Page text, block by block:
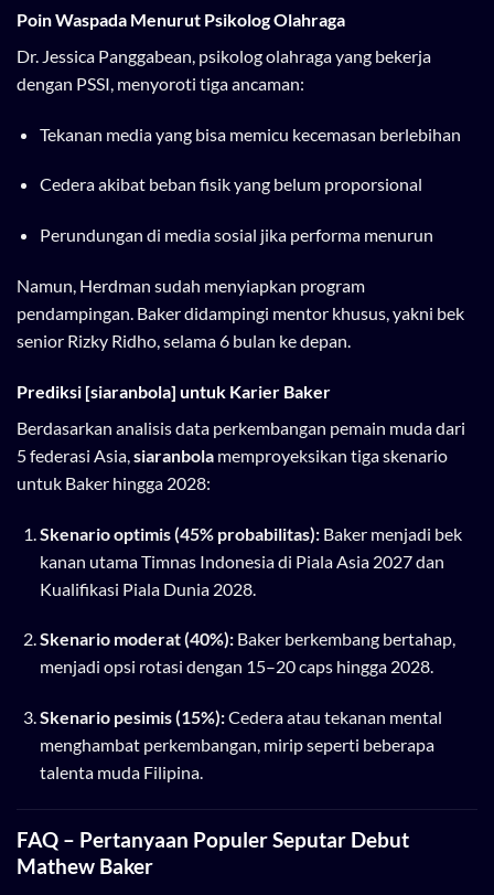
Poin Waspada Menurut Psikolog Olahraga
Dr. Jessica Panggabean, psikolog olahraga yang bekerja
dengan PSSI, menyoroti tiga ancaman:
Tekanan media yang bisa memicu kecemasan berlebihan
Cedera akibat beban fisik yang belum proporsional
Perundungan di media sosial jika performa menurun
Namun, Herdman sudah menyiapkan program
pendampingan. Baker didampingi mentor khusus, yakni bek
senior Rizky Ridho, selama 6 bulan ke depan.
Prediksi [siaranbola] untuk Karier Baker
Berdasarkan analisis data perkembangan pemain muda dari
5 federasi Asia, siaranbola memproyeksikan tiga skenario
untuk Baker hingga 2028:
Skenario optimis (45% probabilitas):Baker menjadi bek
kanan utama Timnas Indonesia di Piala Asia 2027 dan
Kualifikasi Piala Dunia 2028.
Skenario moderat (40%):Baker berkembang bertahap,
menjadi opsi rotasi dengan 15–20 caps hingga 2028.
Skenario pesimis (15%):Cedera atau tekanan mental
menghambat perkembangan, mirip seperti beberapa
talenta muda Filipina.
FAQ – Pertanyaan Populer Seputar Debut
Mathew Baker